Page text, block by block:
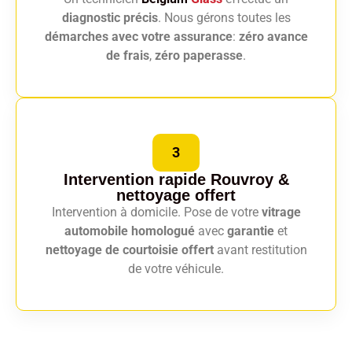
diagnostic précis. Nous gérons toutes les
démarches avec votre assurance: zéro avance
de frais, zéro paperasse.
3
Intervention rapide Rouvroy &
nettoyage offert
Intervention à domicile. Pose de votre vitrage
automobile homologué avec garantie et
nettoyage de courtoisie offertavant restitution
de votre véhicule.